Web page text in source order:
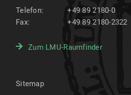
Telefon:
+49 89 2180-0
Fax:
+49 89 2180-2322
Zum LMU-Raumfinder
Sitemap